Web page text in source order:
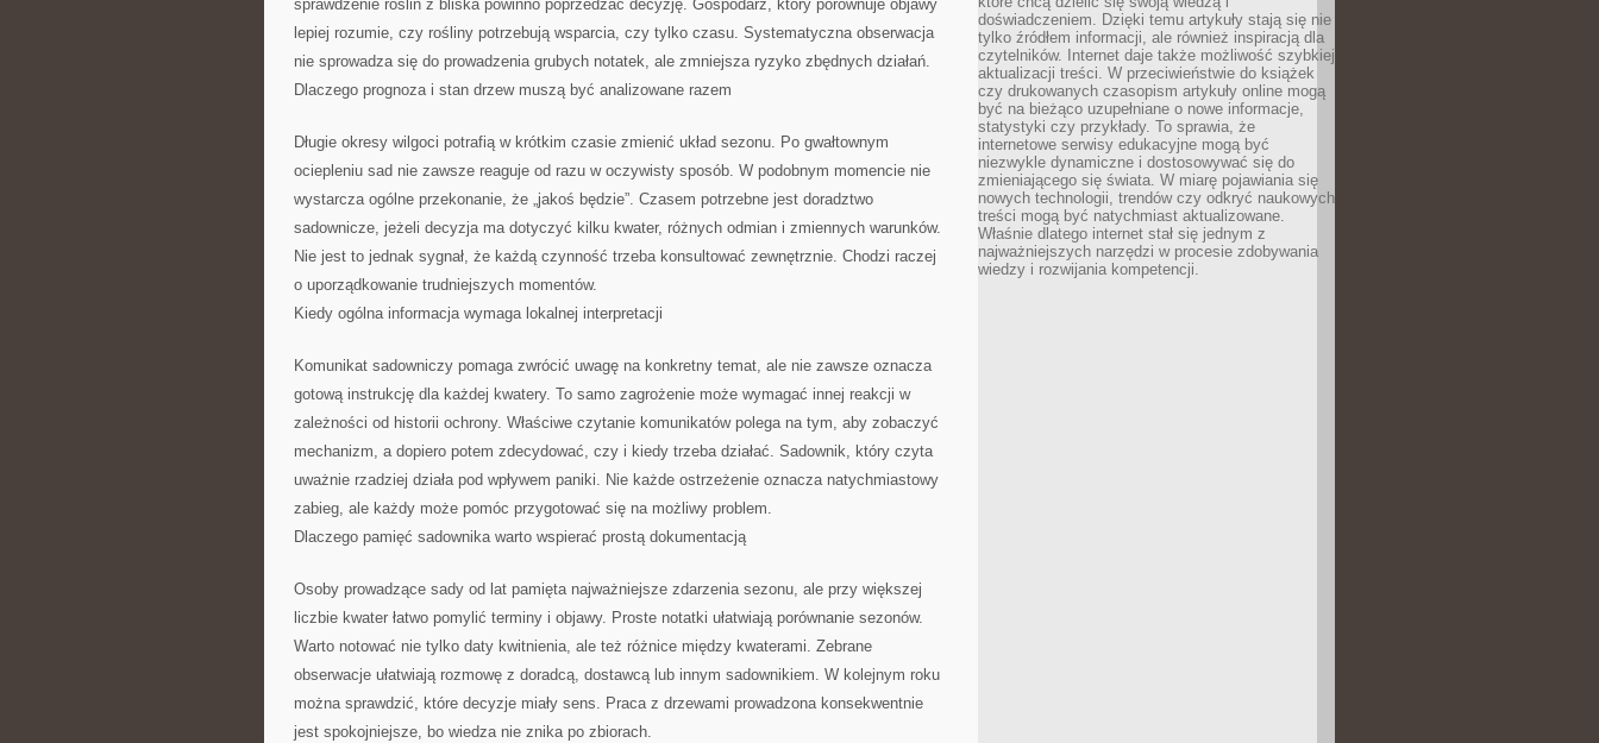
sprawdzenie roślin z bliska powinno poprzedzać decyzję. Gospodarz, który porównuje objawy
lepiej rozumie, czy rośliny potrzebują wsparcia, czy tylko czasu. Systematyczna obserwacja
nie sprowadza się do prowadzenia grubych notatek, ale zmniejsza ryzyko zbędnych działań.
Dlaczego prognoza i stan drzew muszą być analizowane razem
Długie okresy wilgoci potrafią w krótkim czasie zmienić układ sezonu. Po gwałtownym
ociepleniu sad nie zawsze reaguje od razu w oczywisty sposób. W podobnym momencie nie
wystarcza ogólne przekonanie, że „jakoś będzie”. Czasem potrzebne jest doradztwo
sadownicze, jeżeli decyzja ma dotyczyć kilku kwater, różnych odmian i zmiennych warunków.
Nie jest to jednak sygnał, że każdą czynność trzeba konsultować zewnętrznie. Chodzi raczej
o uporządkowanie trudniejszych momentów.
Kiedy ogólna informacja wymaga lokalnej interpretacji
Komunikat sadowniczy pomaga zwrócić uwagę na konkretny temat, ale nie zawsze oznacza
gotową instrukcję dla każdej kwatery. To samo zagrożenie może wymagać innej reakcji w
zależności od historii ochrony. Właściwe czytanie komunikatów polega na tym, aby zobaczyć
mechanizm, a dopiero potem zdecydować, czy i kiedy trzeba działać. Sadownik, który czyta
uważnie rzadziej działa pod wpływem paniki. Nie każde ostrzeżenie oznacza natychmiastowy
zabieg, ale każdy może pomóc przygotować się na możliwy problem.
Dlaczego pamięć sadownika warto wspierać prostą dokumentacją
Osoby prowadzące sady od lat pamięta najważniejsze zdarzenia sezonu, ale przy większej
liczbie kwater łatwo pomylić terminy i objawy. Proste notatki ułatwiają porównanie sezonów.
Warto notować nie tylko daty kwitnienia, ale też różnice między kwaterami. Zebrane
obserwacje ułatwiają rozmowę z doradcą, dostawcą lub innym sadownikiem. W kolejnym roku
można sprawdzić, które decyzje miały sens. Praca z drzewami prowadzona konsekwentnie
jest spokojniejsze, bo wiedza nie znika po zbiorach.
doświadczeniem. Dzięki temu artykuły stają się nie
tylko źródłem informacji, ale również inspiracją dla
czytelników. Internet daje także możliwość szybkiej
aktualizacji treści. W przeciwieństwie do książek
czy drukowanych czasopism artykuły online mogą
być na bieżąco uzupełniane o nowe informacje,
statystyki czy przykłady. To sprawia, że
internetowe serwisy edukacyjne mogą być
niezwykle dynamiczne i dostosowywać się do
zmieniającego się świata. W miarę pojawiania się
nowych technologii, trendów czy odkryć naukowych
treści mogą być natychmiast aktualizowane.
Właśnie dlatego internet stał się jednym z
najważniejszych narzędzi w procesie zdobywania
wiedzy i rozwijania kompetencji.